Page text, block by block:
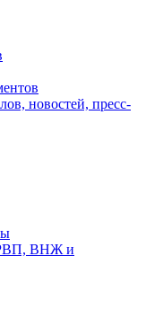
новостей, пресс-
РВП, ВНЖ и